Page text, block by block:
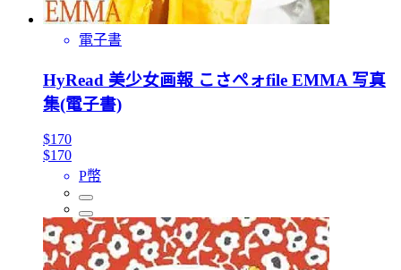
電子書
HyRead 美少女画報 こさぺォfile EMMA 写真
集(電子書)
$170
$170
P幣